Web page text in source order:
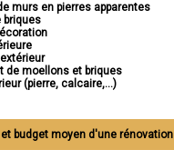
murs en pierres apparentes
briques
de moellons et briques
(pierre, calcaire,...)
budget moyen d'une rénovation